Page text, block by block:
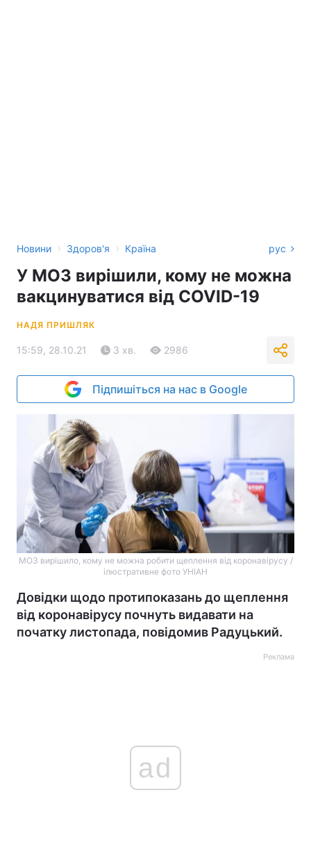
Новини › Здоров'я › Країна рус
У МОЗ вирішили, кому не можна
вакцинуватися від COVID-19
НАДЯ ПРИШЛЯК
15:59, 28.10.21 3 хв. 2986
Підпишіться на нас в Google
МОЗ вирішило, кому не можна робити щеплення від коронавірусу /
ілюстративне фото УНІАН
Довідки щодо протипоказань до щеплення
від коронавірусу почнуть видавати на
початку листопада, повідомив Радуцький.
Реклама
ad